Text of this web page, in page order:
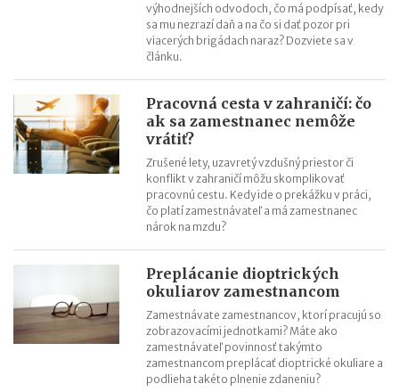
výhodnejších odvodoch, čo má podpísať, kedy
sa mu nezrazí daň a na čo si dať pozor pri
viacerých brigádach naraz? Dozviete sa v
článku.
Pracovná cesta v zahraničí: čo
ak sa zamestnanec nemôže
vrátiť?
Zrušené lety, uzavretý vzdušný priestor či
konflikt v zahraničí môžu skomplikovať
pracovnú cestu. Kedy ide o prekážku v práci,
čo platí zamestnávateľ a má zamestnanec
nárok na mzdu?
Preplácanie dioptrických
okuliarov zamestnancom
Zamestnávate zamestnancov, ktorí pracujú so
zobrazovacími jednotkami? Máte ako
zamestnávateľ povinnosť takýmto
zamestnancom preplácať dioptrické okuliare a
podlieha takéto plnenie zdaneniu?